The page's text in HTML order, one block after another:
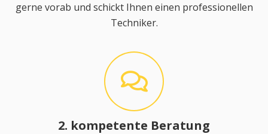
gerne vorab und schickt Ihnen einen professionellen
Techniker.
2. kompetente Beratung